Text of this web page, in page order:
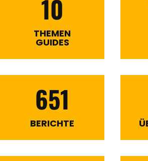
10
THEMEN
GUIDES
651
BERICHTE